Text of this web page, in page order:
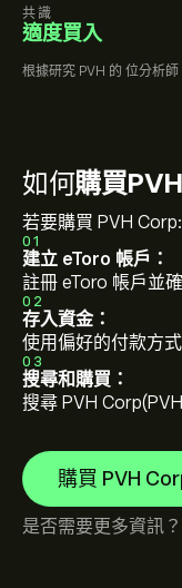
共識
適度買入
根據研究 PVH 的 位分析師
如何購買
若要購買 PVH Corp:
01
建立 eToro 帳戶：
註冊 eToro 帳戶並
02
存入資金：
使用偏好的付款方
03
搜尋和購買：
搜尋 PVH
購買 PVH
是否需要更多資訊